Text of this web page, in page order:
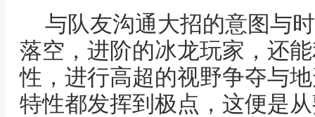
与队友沟通大招的意图与
落空，进阶的冰龙玩家，还
性，进行高超的视野争夺与
特性都发挥到极点，这便是